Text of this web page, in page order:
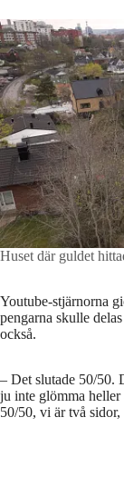
Huset där guldet
Youtube-stjärnorna
pengarna skulle
också.
– Det slutade 50/50.
ju inte glömma heller
50/50, vi är två